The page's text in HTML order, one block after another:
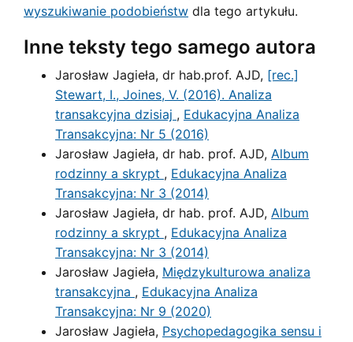
wyszukiwanie podobieństw dla tego artykułu.
Inne teksty tego samego autora
Jarosław Jagieła, dr hab.prof. AJD, [rec.]
Stewart, I., Joines, V. (2016). Analiza
transakcyjna dzisiaj , Edukacyjna Analiza
Transakcyjna: Nr 5 (2016)
Jarosław Jagieła, dr hab. prof. AJD, Album
rodzinny a skrypt , Edukacyjna Analiza
Transakcyjna: Nr 3 (2014)
Jarosław Jagieła, dr hab. prof. AJD, Album
rodzinny a skrypt , Edukacyjna Analiza
Transakcyjna: Nr 3 (2014)
Jarosław Jagieła, Międzykulturowa analiza
transakcyjna , Edukacyjna Analiza
Transakcyjna: Nr 9 (2020)
Jarosław Jagieła, Psychopedagogika sensu i